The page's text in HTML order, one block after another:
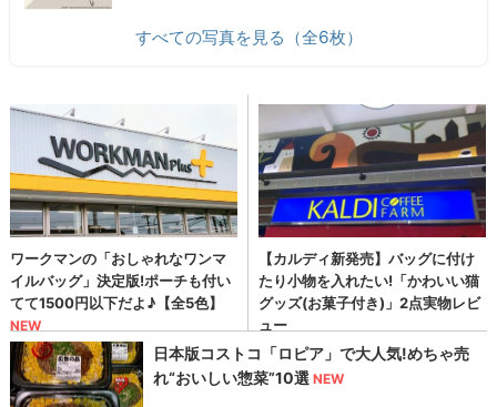
すべての写真を見る（全6枚）